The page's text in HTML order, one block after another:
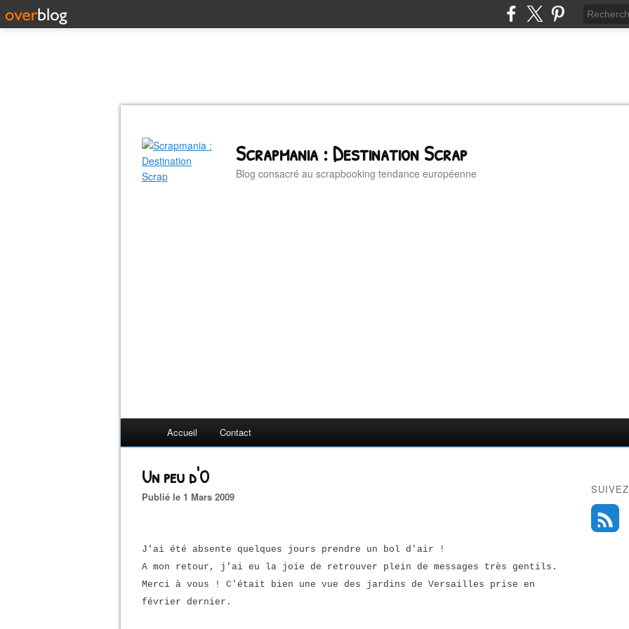
Scrapmania : Destination Scrap
Blog consacré au scrapbooking tendance européenne
Accueil Contact
Un peu d'O
Publié le 1 Mars 2009
J'ai été absente quelques jours prendre un bol d'air !
A mon retour, j'ai eu la joie de retrouver plein de messages très gentils.
Merci à vous ! C'était bien une vue des jardins de Versailles prise en
février dernier.